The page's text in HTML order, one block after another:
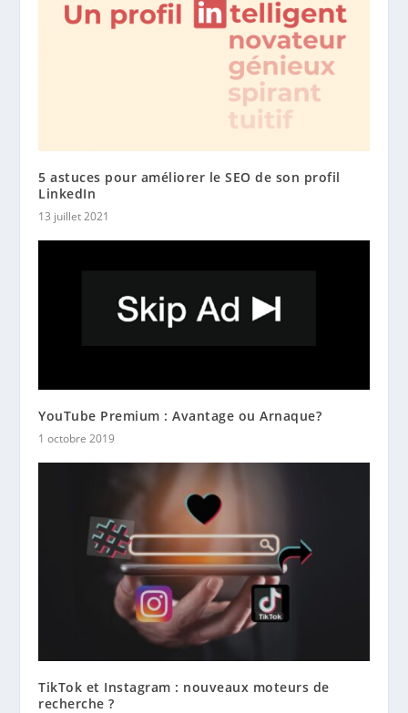
5 astuces pour améliorer le SEO de son profil
LinkedIn
13 juillet 2021
YouTube Premium : Avantage ou Arnaque?
1 octobre 2019
TikTok et Instagram : nouveaux moteurs de
recherche ?